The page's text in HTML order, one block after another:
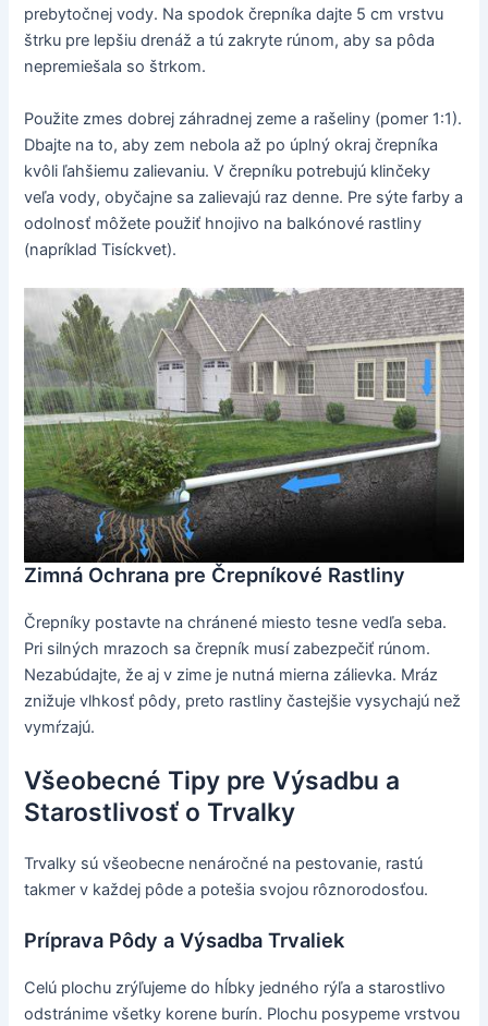
prebytočnej vody. Na spodok črepníka dajte 5 cm vrstvu
štrku pre lepšiu drenáž a tú zakryte rúnom, aby sa pôda
nepremiešala so štrkom.
Použite zmes dobrej záhradnej zeme a rašeliny (pomer 1:1).
Dbajte na to, aby zem nebola až po úplný okraj črepníka
kvôli ľahšiemu zalievaniu. V črepníku potrebujú klinčeky
veľa vody, obyčajne sa zalievajú raz denne. Pre sýte farby a
odolnosť môžete použiť hnojivo na balkónové rastliny
(napríklad Tisíckvet).
Zimná Ochrana pre Črepníkové Rastliny
Črepníky postavte na chránené miesto tesne vedľa seba.
Pri silných mrazoch sa črepník musí zabezpečiť rúnom.
Nezabúdajte, že aj v zime je nutná mierna zálievka. Mráz
znižuje vlhkosť pôdy, preto rastliny častejšie vysychajú než
vymŕzajú.
Všeobecné Tipy pre Výsadbu a
Starostlivosť o Trvalky
Trvalky sú všeobecne nenáročné na pestovanie, rastú
takmer v každej pôde a potešia svojou rôznorodosťou.
Príprava Pôdy a Výsadba Trvaliek
Celú plochu zrýľujeme do hĺbky jedného rýľa a starostlivo
odstránime všetky korene burín. Plochu posypeme vrstvou